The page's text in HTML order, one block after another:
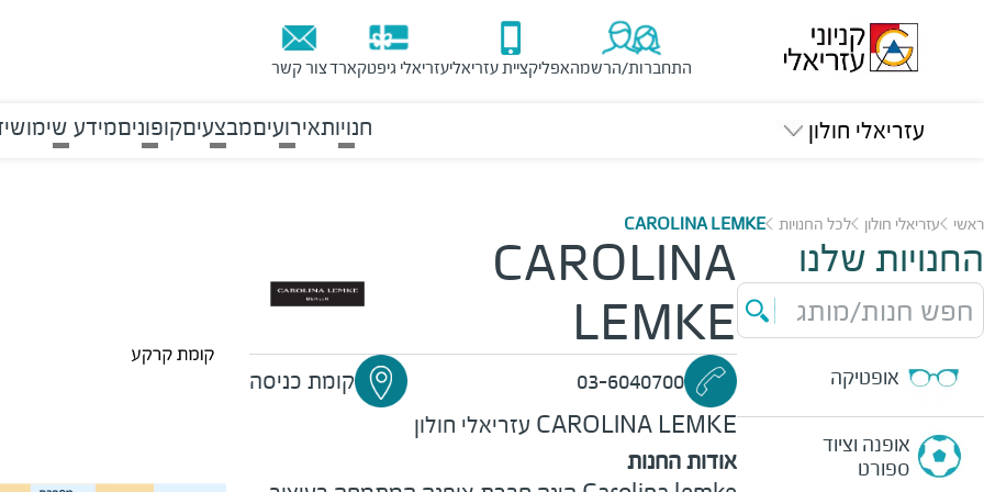
התחברות/הרשמהאפליקציית עזריאליעזריאלי גיפטקארדצור קשר
עזריאלי חולון חנויותאירועיםמבצעיםקופוניםמידע שימושי
ראשי עזריאלי חולון לכל החנויות CAROLINA LEMKE
החנויות שלנו
חפש חנות/מותג
אופטיקה
אופנה וציוד
ספורט
CAROLINA
LEMKE
03-6040700
קומת כניסה
CAROLINA LEMKE עזריאלי חולון
אודות החנות